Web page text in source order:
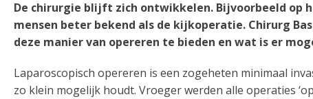
De chirurgie blijft zich ontwikkelen. Bijvoorbeeld op
mensen beter bekend als de kijkoperatie. Chirurg
deze manier van opereren te bieden en wat is er
Laparoscopisch opereren is een zogeheten minimaal
zo klein mogelijk houdt. Vroeger werden alle operaties